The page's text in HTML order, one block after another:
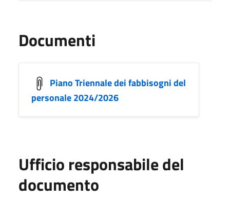
Documenti
Piano Triennale dei fabbisogni del
personale 2024/2026
Ufficio responsabile del
documento